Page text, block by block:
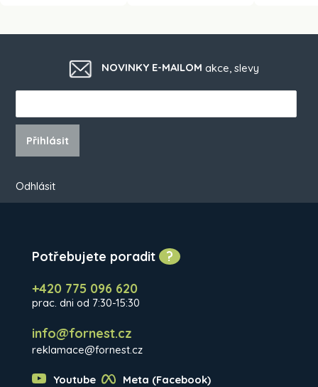
NOVINKY E-MAILOM akce, slevy
Přihlásit
Odhlásit
Potřebujete poradit ?
+420 775 096 620
prac. dni od 7:30-15:30
info@fornest.cz
reklamace@fornest.cz
Youtube Meta (Facebook)